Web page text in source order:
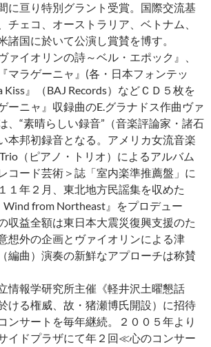
に亘り特別グラント受賞。国際交流基
チェコ、オーストラリア、ベトナム、
諸国に於いて公演し賞賛を博す。
ァイオリンの詩～ベル・エポック』、
マラゲーニャ』(各・日本フォンテッ
Kiss』（BAJ Records）などＣＤ５枚を
ーニャ』収録曲のE.グラナドス作曲ヴァ
、“素晴らしい録音”（音楽評論家・諸石
本邦初録音となる。アメリカ女流音楽
（ピアノ・トリオ）によるアルバム
コード芸術＞誌「室内楽準推薦盤」に
１年２月、東北地方民謡集を収めた
Wind from Northeast』をプロデュー
収益全額は東日本大震災復興支援のた
想外の企画とヴァイオリンによる津
編曲）演奏の新鮮なアプローチは称賛
情報学研究所主催《軽井沢土曜懇話
ける権威、故・猪瀬博氏開設）に招待
ンサートを毎年継続。２００５年より
イドプラザにて年２回≪心のコンサー